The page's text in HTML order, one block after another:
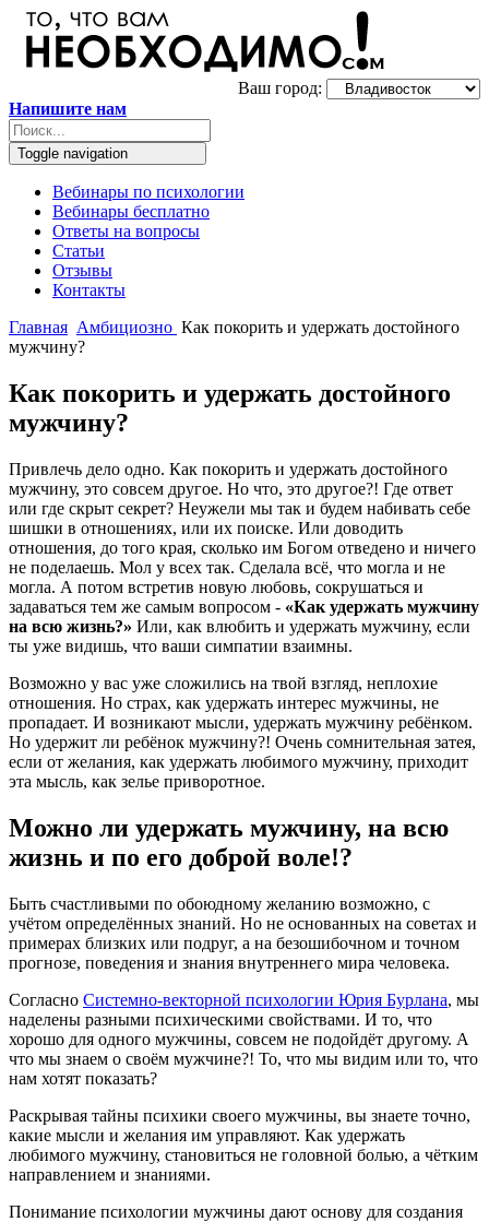
Ваш город:
Напишите нам
Toggle navigation
Вебинары по психологии
Вебинары бесплатно
Ответы на вопросы
Статьи
Отзывы
Контакты
Главная Амбициозно Как покорить и удержать достойного
мужчину?
Как покорить и удержать достойного
мужчину?
Привлечь дело одно. Как покорить и удержать достойного
мужчину, это совсем другое. Но что, это другое?! Где ответ
или где скрыт секрет? Неужели мы так и будем набивать себе
шишки в отношениях, или их поиске. Или доводить
отношения, до того края, сколько им Богом отведено и ничего
не поделаешь. Мол у всех так. Сделала всё, что могла и не
могла. А потом встретив новую любовь, сокрушаться и
задаваться тем же самым вопросом - «Как удержать мужчину
на всю жизнь?» Или, как влюбить и удержать мужчину, если
ты уже видишь, что ваши симпатии взаимны.
Возможно у вас уже сложились на твой взгляд, неплохие
отношения. Но страх, как удержать интерес мужчины, не
пропадает. И возникают мысли, удержать мужчину ребёнком.
Но удержит ли ребёнок мужчину?! Очень сомнительная затея,
если от желания, как удержать любимого мужчину, приходит
эта мысль, как зелье приворотное.
Можно ли удержать мужчину, на всю
жизнь и по его доброй воле!?
Быть счастливыми по обоюдному желанию возможно, с
учётом определённых знаний. Но не основанных на советах и
примерах близких или подруг, а на безошибочном и точном
прогнозе, поведения и знания внутреннего мира человека.
Согласно Системно-векторной психологии Юрия Бурлана, мы
наделены разными психическими свойствами. И то, что
хорошо для одного мужчины, совсем не подойдёт другому. А
что мы знаем о своём мужчине?! То, что мы видим или то, что
нам хотят показать?
Раскрывая тайны психики своего мужчины, вы знаете точно,
какие мысли и желания им управляют. Как удержать
любимого мужчину, становиться не головной болью, а чётким
направлением и знаниями.
Понимание психологии мужчины дают основу для создания